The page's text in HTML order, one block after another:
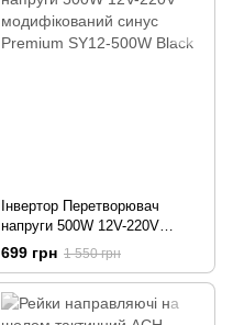
Інвертор Перетворювач
напруги 500W 12V-220V
модифікований синус
Premium SY12-500W Black
699 грн 1 550 грн